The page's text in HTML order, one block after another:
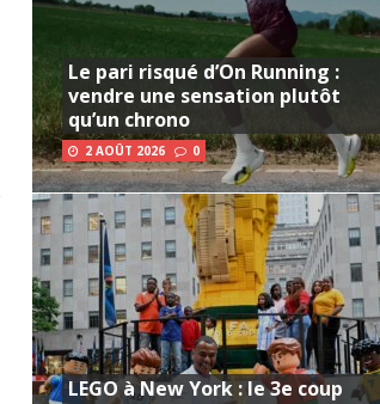
Le pari risqué d’On Running :
vendre une sensation plutôt
qu’un chrono
2 AOÛT 2026 0
LEGO à New York : le 3e coup